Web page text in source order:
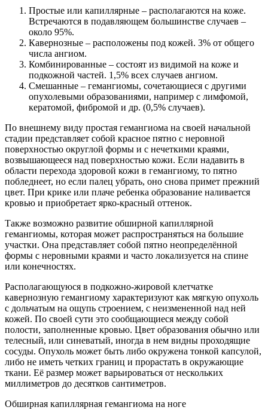
Простые или капиллярные – располагаются на коже.
Встречаются в подавляющем большинстве случаев –
около 95%.
Кавернозные – расположены под кожей. 3% от общего
числа ангиом.
Комбинированные – состоят из видимой на коже и
подкожной частей. 1,5% всех случаев ангиом.
Смешанные – гемангиомы, сочетающиеся с другими
опухолевыми образованиями, например с лимфомой,
кератомой, фибромой и др. (0,5% случаев).
По внешнему виду простая гемангиома на своей начальной
стадии представляет собой красное пятно с неровной
поверхностью округлой формы и с нечеткими краями,
возвышающееся над поверхностью кожи. Если надавить в
области перехода здоровой кожи в гемангиому, то пятно
побледнеет, но если палец убрать, оно снова примет прежний
цвет. При крике или плаче ребенка образование наливается
кровью и приобретает ярко-красный оттенок.
Также возможно развитие обширной капиллярной
гемангиомы, которая может распространяться на большие
участки. Она представляет собой пятно неопределённой
формы с неровными краями и часто локализуется на спине
или конечностях.
Располагающуюся в подкожно-жировой клетчатке
кавернозную гемангиому характеризуют как мягкую опухоль
с дольчатым на ощупь строением, с неизмененной над ней
кожей. По своей сути это сообщающиеся между собой
полости, заполненные кровью. Цвет образования обычно или
телесный, или синеватый, иногда в нем видны проходящие
сосуды. Опухоль может быть либо окружена тонкой капсулой,
либо не иметь четких границ и прорастать в окружающие
ткани. Её размер может варьироваться от нескольких
миллиметров до десятков сантиметров.
Обширная капиллярная гемангиома на ноге